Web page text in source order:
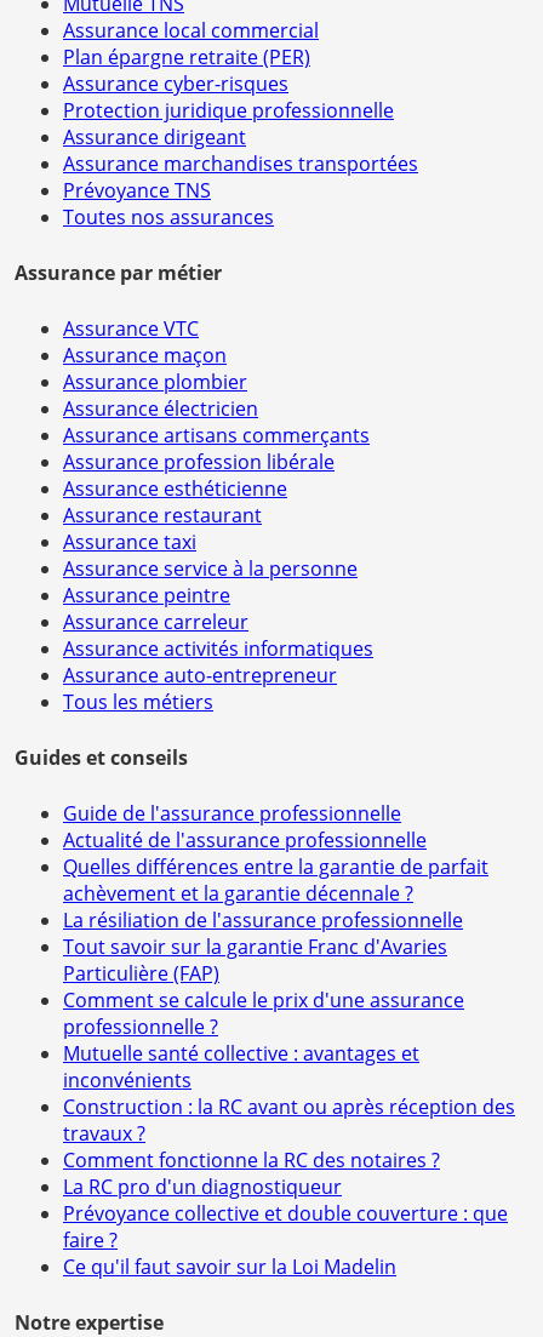
Assurance local commercial
Plan épargne retraite (PER)
Assurance cyber-risques
Protection juridique professionnelle
Assurance dirigeant
Assurance marchandises transportées
Prévoyance TNS
Toutes nos assurances
Assurance par métier
Assurance VTC
Assurance maçon
Assurance plombier
Assurance électricien
Assurance artisans commerçants
Assurance profession libérale
Assurance esthéticienne
Assurance restaurant
Assurance taxi
Assurance service à la personne
Assurance peintre
Assurance carreleur
Assurance activités informatiques
Assurance auto-entrepreneur
Tous les métiers
Guides et conseils
Guide de l'assurance professionnelle
Actualité de l'assurance professionnelle
Quelles différences entre la garantie de parfait
achèvement et la garantie décennale ?
La résiliation de l'assurance professionnelle
Tout savoir sur la garantie Franc d'Avaries
Particulière (FAP)
Comment se calcule le prix d'une assurance
professionnelle ?
Mutuelle santé collective : avantages et
inconvénients
Construction : la RC avant ou après réception des
travaux ?
Comment fonctionne la RC des notaires ?
La RC pro d'un diagnostiqueur
Prévoyance collective et double couverture : que
faire ?
Ce qu'il faut savoir sur la Loi Madelin
Notre expertise